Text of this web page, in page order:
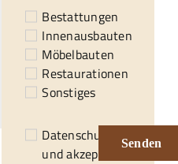
Bestattungen
Innenausbauten
Möbelbauten
Restaurationen
Sonstiges
Datenschutzerklärung
und akzeptiert.*
Senden